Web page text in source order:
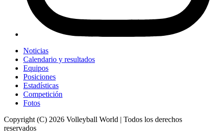
Noticias
Calendario y resultados
Equipos
Posiciones
Estadísticas
Competición
Fotos
Copyright (C) 2026 Volleyball World | Todos los derechos
reservados